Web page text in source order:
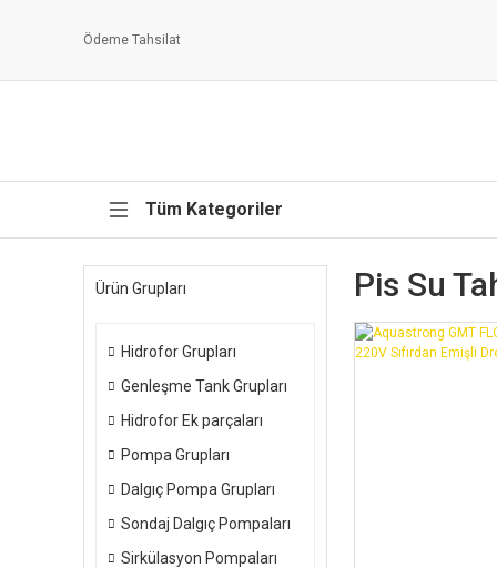
Ödeme Tahsilat
Tüm Kategoriler
Ürün Grupları
Hidrofor Grupları
Genleşme Tank Grupları
Hidrofor Ek parçaları
Pompa Grupları
Dalgıç Pompa Grupları
Sondaj Dalgıç Pompaları
Sirkülasyon Pompaları
Pis Su